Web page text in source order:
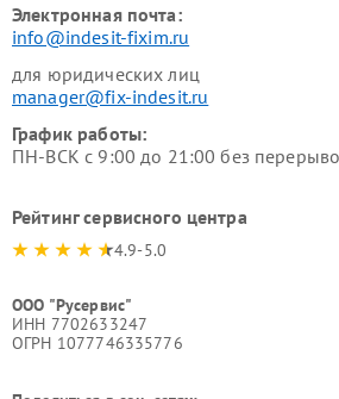
Электронная почта:
info@indesit-fixim.ru
для юридических лиц
manager@fix-indesit.ru
График работы:
ПН-ВСК с 9:00 до 21:00 без
Рейтинг сервисного центра
4.9-5.0
ООО "Русервис"
ИНН 7702633247
ОГРН 1077746335776